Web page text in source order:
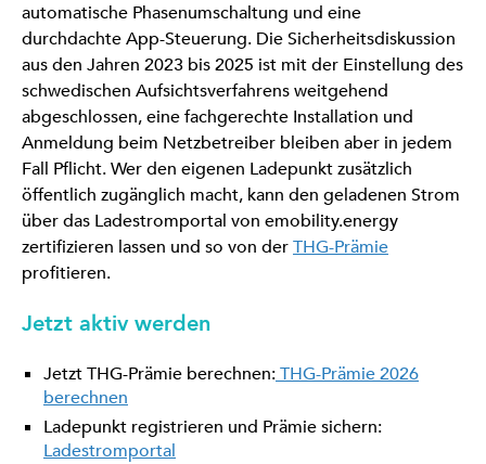
automatische Phasenumschaltung und eine
durchdachte App-Steuerung. Die Sicherheitsdiskussion
aus den Jahren 2023 bis 2025 ist mit der Einstellung des
schwedischen Aufsichtsverfahrens weitgehend
abgeschlossen, eine fachgerechte Installation und
Anmeldung beim Netzbetreiber bleiben aber in jedem
Fall Pflicht. Wer den eigenen Ladepunkt zusätzlich
öffentlich zugänglich macht, kann den geladenen Strom
über das Ladestromportal von emobility.energy
zertifizieren lassen und so von derTHG-Prämie
profitieren.
Jetzt aktiv werden
Jetzt THG-Prämie berechnen:THG-Prämie 2026
berechnen
Ladepunkt registrieren und Prämie sichern:
Ladestromportal